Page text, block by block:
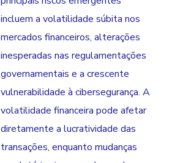
incluem a volatilidade súbita nos
mercados financeiros, alterações
inesperadas nas regulamentações
governamentais e a crescente
vulnerabilidade à cibersegurança. A
volatilidade financeira pode afetar
diretamente a lucratividade das
transações, enquanto mudanças